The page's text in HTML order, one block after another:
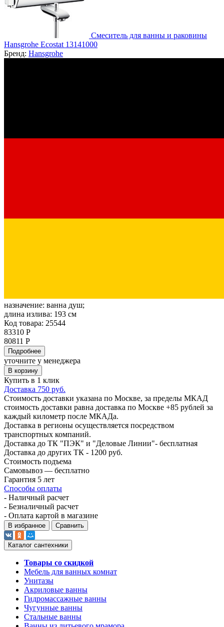
Смеситель для ванны и раковины
Hansgrohe Ecostat 13141000
Бренд: Hansgrohe
назначение: ванна душ;
длина излива: 193 см
Код товара: 25544
83310 Р
80811 Р
Подробнее
уточните у менеджера
В корзину
Купить в 1 клик
Доставка 750 руб.
Стоимость доставки указана по Москве, за пределы МКАД
стоимость доставки равна доставка по Москве +85 рублей за
каждый километр после МКАДа.
Доставка в регионы осуществляется посредством
транспортных компаний.
Доставка до ТК "ПЭК" и "Деловые Линии"- бесплатная
Доставка до других ТК - 1200 руб.
Стоимость подъема
Самовывоз — бесплатно
Гарантия 5 лет
Способы оплаты
- Наличный расчет
- Безналичный расчет
- Оплата картой в магазине
В избранное Сравнить
Каталог сантехники
Товары со скидкой
Мебель для ванных комнат
Унитазы
Акриловые ванны
Гидромассажные ванны
Чугунные ванны
Стальные ванны